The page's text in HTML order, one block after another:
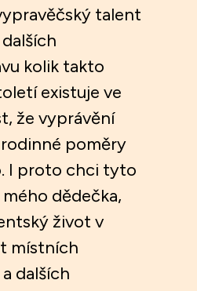
talent
kolik takto
existuje ve
že vyprávění
poměry
I proto chci tyto
dědečka,
život v
místních
dalších